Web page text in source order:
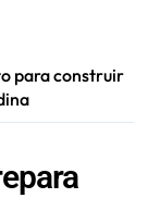
para construir